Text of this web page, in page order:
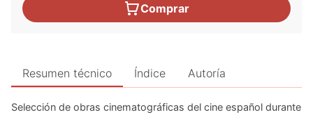
Comprar
Resumen técnico Índice Autoría
Selección de obras cinematográficas del cine español durante